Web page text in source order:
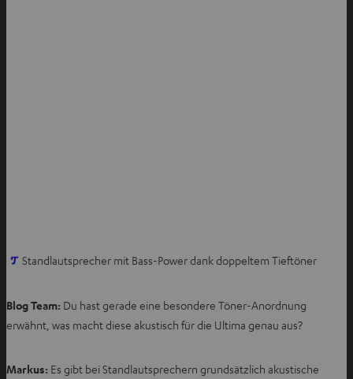
I
e
n
Standlautsprecher mit Bass-Power dank doppeltem Tieftöner
Blog Team: Du hast gerade eine besondere Töner-Anordnung
erwähnt, was macht diese akustisch für die Ultima genau aus?
Markus: Es gibt bei Standlautsprechern grundsätzlich akustische